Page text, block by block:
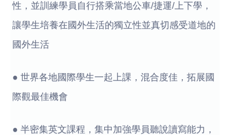
性，並訓練學員自行搭乘當地公車/捷運/上下學，
讓學生培養在國外生活的獨立性並真切感受道地的
國外生活
● 世界各地國際學生一起上課，混合度佳，拓展國
際觀最佳機會
● 半密集英文課程，集中加強學員聽說讀寫能力，